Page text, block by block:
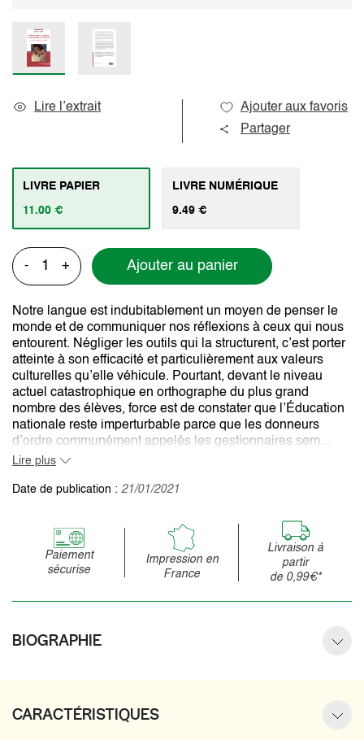
Lire l’extrait
Ajouter aux favoris
Partager
LIVRE PAPIER
11.00 €
LIVRE NUMÉRIQUE
9.49 €
- + Ajouter au panier
Notre langue est indubitablement un moyen de penser le
monde et de communiquer nos réflexions à ceux qui nous
entourent. Négliger les outils qui la structurent, c’est porter
atteinte à son efficacité et particulièrement aux valeurs
culturelles qu’elle véhicule. Pourtant, devant le niveau
actuel catastrophique en orthographe du plus grand
nombre des élèves, force est de constater que l’Éducation
nationale reste imperturbable parce que les donneurs
d’ordre communément appelés les gestionnaires sem...
Lire plus
Date de publication : 21/01/2021
Paiement
sécurise
Impression en
France
Livraison à
partir
de 0,99€*
BIOGRAPHIE
CARACTÉRISTIQUES